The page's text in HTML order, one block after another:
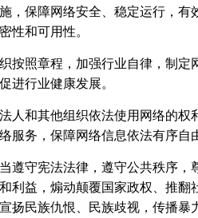
，保障网络安全、稳定运行，
性和可用性。
照章程，加强行业自律，制定
进行业健康发展。
和其他组织依法使用网络的权
服务，保障网络信息依法有序自
遵守宪法法律，遵守公共秩序，
利益，煽动颠覆国家政权、推
扬民族仇恨、民族歧视，传播